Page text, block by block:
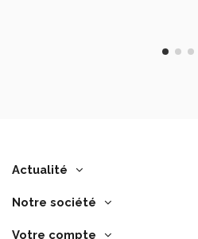
Actualité
Notre société
Votre compte